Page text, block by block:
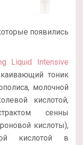
появились
Liquid Intensive
тоник
молочной
кислотой,
сенны
кислоты),
кислотой в